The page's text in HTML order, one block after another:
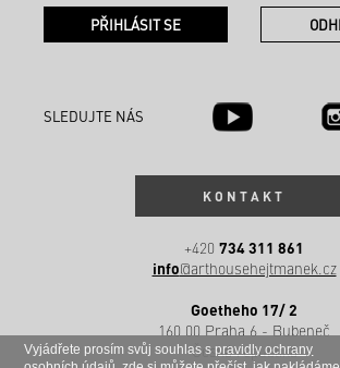
Vyjádřete prosím svůj souhlas spravidly ochrany
SLEDUJTE NÁS
KONTAKT
+420 734 311 861
info@arthousehejtmanek.cz
Goetheho 17/ 2
160 00 Praha 6 - Bubeneč
Česká republika